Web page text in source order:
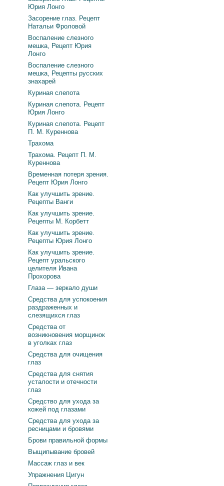
Юрия Лонго
Засорение глаз. Рецепт
Натальи Фроловой
Воспаление слезного
мешка, Рецепт Юрия
Лонго
Воспаление слезного
мешка, Рецепты русских
знахарей
Куриная слепота
Куриная слепота. Рецепт
Юрия Лонго
Куриная слепота. Рецепт
П. М. Куреннова
Трахома
Трахома. Рецепт П. М.
Куреннова
Временная потеря зрения.
Рецепт Юрия Лонго
Как улучшить зрение.
Рецепты Ванги
Как улучшить зрение.
Рецепты М. Корбетт
Как улучшить зрение.
Рецепты Юрия Лонго
Как улучшить зрение.
Рецепт уральского
целителя Ивана
Прохорова
Глаза — зеркало души
Средства для успокоения
раздраженных и
слезящихся глаз
Средства от
возникновения морщинок
в уголках глаз
Средства для очищения
глаз
Средства для снятия
усталости и отечности
глаз
Средство для ухода за
кожей под глазами
Средства для ухода за
ресницами и бровями
Брови правильной формы
Выщипывание бровей
Массаж глаз и век
Упражнения Цигун